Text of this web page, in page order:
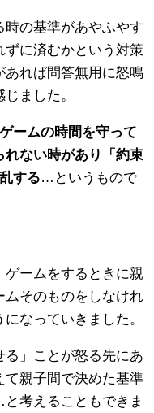
時の基準があやふやす
ずに済むかという対策
あれば問答無用に怒鳴
ました。
ームの時間を守って
れない時があり「約束
する…というもので
ームをするときに親
そのものをしなけれ
なっていきました。
」ことが怒る先にあ
て親子間で決めた基準
考えることもできま